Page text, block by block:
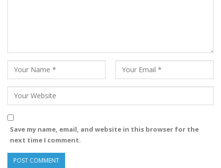
Save my name, email, and website in this browser for the
next time I comment.